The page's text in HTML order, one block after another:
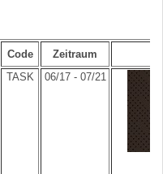
Code
Zeitraum
TASK 06/17 - 07/21